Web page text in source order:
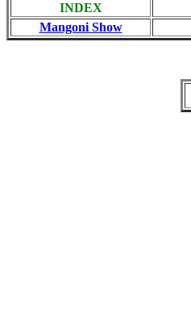
INDEX
Mangoni Show